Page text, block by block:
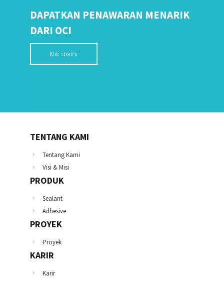
DAPATKAN PENAWARAN MENARIK
DARI OCI
Klik disini
TENTANG KAMI
Tentang Kami
Visi & Misi
PRODUK
Sealant
Adhesive
PROYEK
Proyek
KARIR
Karir